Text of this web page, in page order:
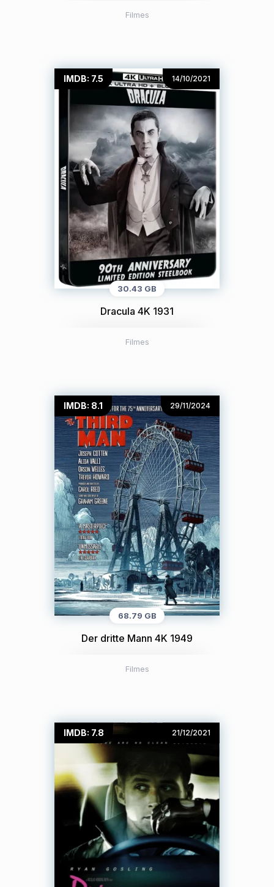
Filmes
IMDB: 7.5 14/10/2021
30.43 GB
Dracula 4K 1931
Filmes
IMDB: 8.1 29/11/2024
68.79 GB
Der dritte Mann 4K 1949
Filmes
IMDB: 7.8 21/12/2021